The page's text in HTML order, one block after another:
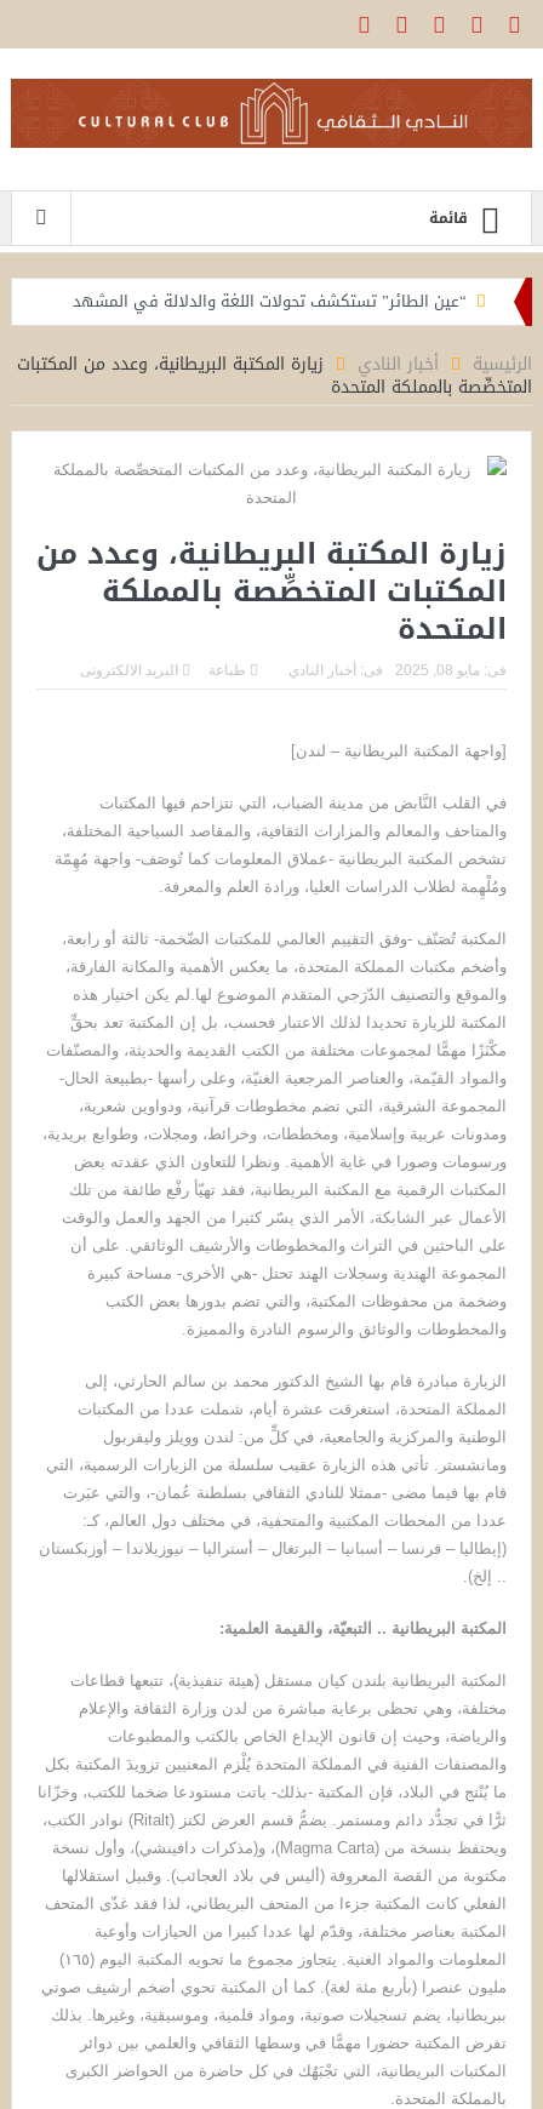
قائمة
“عين الطائر” تستكشف تحولات اللغة والدلالة في المشهد
القصصي العماني ..
جلسة بالنادي الثقافي تستقرئ جذور الحروب بين الإنسان
والسلطة وسرديات الصورة
«عين الطائر» يناقش العلاقة بين القصة القصيرة والرواية
عين الطائر على القصة القصيرة العمانية
شهادات تستعيد مشروع خميس العدوي بين الحرية المسؤولة
وبناء الوعي الثقافي
الرئيسية أخبار النادي زيارة المكتبة البريطانية، وعدد من المكتبات
المتخصِّصة بالمملكة المتحدة
زيارة المكتبة البريطانية، وعدد من
المكتبات المتخصِّصة بالمملكة
المتحدة
فى: مايو 08, 2025 فى: أخبار النادي طباعة البريد الالكترونى
[واجهة المكتبة البريطانية – لندن]
في القلب النَّابض من مدينة الضباب، التي تتزاحم فيها المكتبات
والمتاحف والمعالم والمزارات الثقافية، والمقاصد السياحية المختلفة،
تشخص المكتبة البريطانية -عملاق المعلومات كما تُوصَف- واجهة مُهِمّة
ومُلْهِمة لطلاب الدراسات العليا، ورادة العلم والمعرفة.
المكتبة تُصَنّف -وفق التقييم العالمي للمكتبات الضّخمة- ثالثة أو رابعة،
وأضخم مكتبات المملكة المتحدة، ما يعكس الأهمية والمكانة الفارقة،
والموقع والتصنيف الدّرَجي المتقدم الموضوع لها.لم يكن اختيار هذه
المكتبة للزيارة تحديدا لذلك الاعتبار فحسب، بل إن المكتبة تعد بحقٍّ
مكْنَزًا مهمًّا لمجموعات مختلفة من الكتب القديمة والحديثة، والمصنّفات
والمواد القيّمة، والعناصر المرجعية الغنيّة، وعلى رأسها -بطبيعة الحال-
المجموعة الشرقية، التي تضم مخطوطات قرآنية، ودواوين شعرية،
ومدونات عربية وإسلامية، ومخططات، وخرائط، ومجلات، وطوابع بريدية،
ورسومات وصورا في غاية الأهمية. ونظرا للتعاون الذي عقدته بعض
المكتبات الرقمية مع المكتبة البريطانية، فقد تهيّأ رفْع طائفة من تلك
الأعمال عبر الشابكة، الأمر الذي يسّر كثيرا من الجهد والعمل والوقت
على الباحثين في التراث والمخطوطات والأرشيف الوثائقي. على أن
المجموعة الهندية وسجلات الهند تحتل -هي الأخرى- مساحة كبيرة
وضخمة من محفوظات المكتبة، والتي تضم بدورها بعض الكتب
والمخطوطات والوثائق والرسوم النادرة والمميزة.
الزيارة مبادرة قام بها الشيخ الدكتور محمد بن سالم الحارثي، إلى
المملكة المتحدة، استغرقت عشرة أيام، شملت عددا من المكتبات
الوطنية والمركزية والجامعية، في كلٍّ من: لندن وويلز وليفربول
ومانشستر. تأتي هذه الزيارة عقيب سلسلة من الزيارات الرسمية، التي
قام بها فيما مضى -ممثلا للنادي الثقافي بسلطنة عُمان-، والتي عبَرت
عددا من المحطات المكتبية والمتحفية، في مختلف دول العالم، كـ:
(إيطاليا – فرنسا – أسبانيا – البرتغال – أستراليا – نيوزيلاندا – أوزبكستان
.. إلخ).
المكتبة البريطانية .. التبعيّة، والقيمة العلمية:
المكتبة البريطانية بلندن كيان مستقل (هيئة تنفيذية)، تتبعها قطاعات
مختلفة، وهي تحظى برعاية مباشرة من لدن وزارة الثقافة والإعلام
والرياضة، وحيث إن قانون الإيداع الخاص بالكتب والمطبوعات
والمصنفات الفنية في المملكة المتحدة يُلْزم المعنيين تزويدَ المكتبة بكل
ما يُنْتج في البلاد، فإن المكتبة -بذلك- باتت مستودعا ضخما للكتب، وخزّانا
ثرًّا في تجدُّد دائم ومستمر. يضمُّ قسم العرض لكنز (Ritalt) نوادر الكتب،
ويحتفظ بنسخة من (Magma Carta)، و(مذكرات دافينشي)، وأول نسخة
مكتوبة من القصة المعروفة (أليس في بلاد العجائب). وقبيل استقلالها
الفعلي كانت المكتبة جزءا من المتحف البريطاني، لذا فقد غذّى المتحف
المكتبة بعناصر مختلفة، وقدّم لها عددا كبيرا من الحيازات وأوعية
المعلومات والمواد الغنية. يتجاوز مجموع ما تحويه المكتبة اليوم (١٦٥)
مليون عنصرا (بأربع مئة لغة). كما أن المكتبة تحوي أضخم أرشيف صوتي
ببريطانيا، يضم تسجيلات صوتية، ومواد فلمية، وموسيقية، وغيرها. بذلك
تفرض المكتبة حضورا مهمًّا في وسطها الثقافي والعلمي بين دوائر
المكتبات البريطانية، التي تجْبَهُك في كل حاضرة من الحواضر الكبرى
بالمملكة المتحدة.